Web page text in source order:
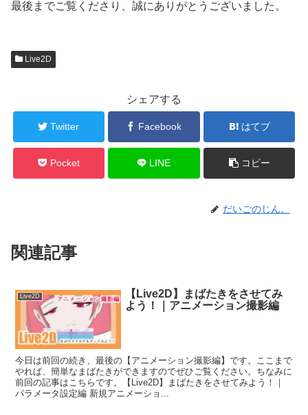
最後までご覧くださり、誠にありがとうございました。
Live2D
シェアする
Twitter Facebook はてブ
Pocket LINE コピー
だいごのじん。
関連記事
Live2D
【Live2D】まばたきをさせてみ
よう！｜アニメーション撮影編
今日は前回の続き、最後の【アニメーション撮影編】です。ここまで
やれば、簡単なまばたきができますのでぜひご覧ください。ちなみに
前回の記事はこちらです。【Live2D】まばたきをさせてみよう！｜
パラメータ設定編 新規アニメーショ...